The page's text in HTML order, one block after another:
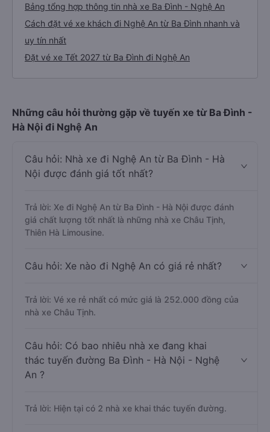
Bảng tổng hợp thông tin nhà xe Ba Đình - Nghệ An
Cách đặt vé xe khách đi Nghệ An từ Ba Đình nhanh và
uy tín nhất
Đặt vé xe Tết 2027 từ Ba Đình đi Nghệ An
Những câu hỏi thường gặp về tuyến xe từ Ba Đình -
Hà Nội đi Nghệ An
Câu hỏi: Nhà xe đi Nghệ An từ Ba Đình - Hà
Nội được đánh giá tốt nhất?
Trả lời: Xe đi Nghệ An từ Ba Đình - Hà Nội được đánh
giá chất lượng tốt nhất là những nhà xe Châu Tịnh,
Thiên Hà Limousine.
Câu hỏi: Xe nào đi Nghệ An có giá rẻ nhất?
Trả lời: Vé xe rẻ nhất có mức giá là 252.000 đồng của
nhà xe Châu Tịnh.
Câu hỏi: Có bao nhiêu nhà xe đang khai
thác tuyến đường Ba Đình - Hà Nội - Nghệ
An ?
Trả lời: Hiện tại có 2 nhà xe khai thác tuyến đường.